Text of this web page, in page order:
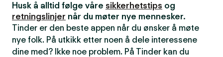
Husk å alltid følge våre sikkerhetstips og
retningslinjer når du møter nye mennesker.
Tinder er den beste appen når du ønsker å møte
nye folk. På utkikk etter noen å dele interessene
dine med? Ikke noe problem. På Tinder kan du